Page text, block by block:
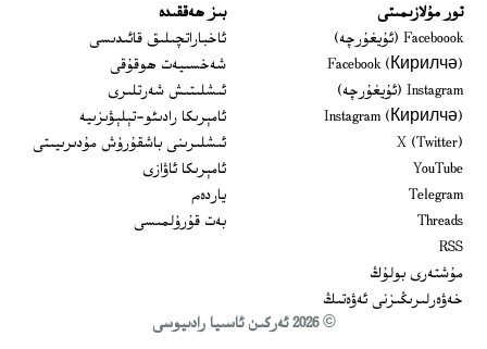
تور مۇلازىمىتى
Faceboook (ئۇيغۇرچە)
Opens in new window
Facebook (Кирилчә)
Opens in new window
Instagram (ئۇيغۇرچە)
Opens in new window
Instagram (Кирилчә)
Opens in new window
X (Twitter)
YouTube
Telegram
Threads
RSS
مۇشتەرى بولۇڭ
خەۋەرلىرىڭىزنى ئەۋەتىڭ
بىز ھەققىدە
ئاخباراتچىلىق قائىدىسى
شەخسىيەت ھوقۇقى
ئىشلىتىش شەرتلىرى
ئامېرىكا رادىئو-تېلېۋىزىيە
ئىشلىرىنى باشقۇرۇش مۇدىرىيىتى
ئامېرىكا ئاۋازى
ياردەم
بەت قۇرۇلمىسى
© 2026 ئەركىن ئاسىيا رادىيوسى